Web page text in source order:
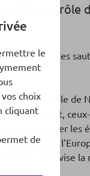
et à son rôle
falloir avoir des
clientèle de
inédit,
nature à aider les
solutions
– qui vise
le
choix
cliquant
de